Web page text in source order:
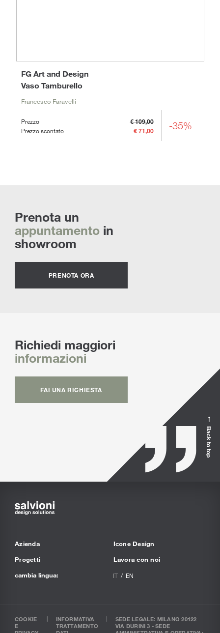
Vaso Tamburello
FG Art and Design
Francesco Faravelli
Prezzo
€ 109,00
Prezzo scontato
€ 71,00 -35%
Prenota un
appuntamento in
showroom
PRENOTA ORA
Richiedi maggiori
informazioni
FAI UNA RICHIESTA
Back to top
Azienda
Progetti
Icone Design
Lavora con noi
cambia lingua:
IT EN
COOKIE
E
INFORMATIVA
TRATTAMENTO
SEDE LEGALE: MILANO 20122
VIA DURINI 3 - SEDE